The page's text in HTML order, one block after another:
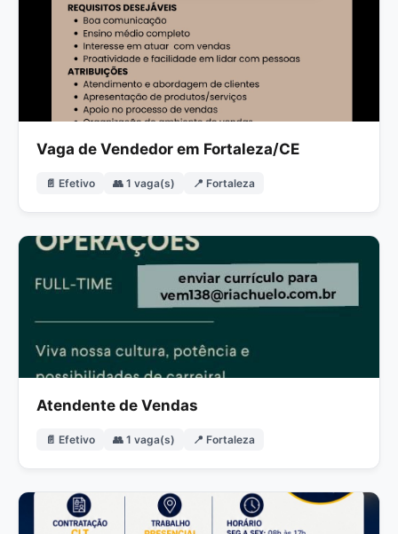
Vaga de Vendedor em Fortaleza/CE
📄 Efetivo 👥 1 vaga(s) 📍 Fortaleza
Atendente de Vendas
📄 Efetivo 👥 1 vaga(s) 📍 Fortaleza